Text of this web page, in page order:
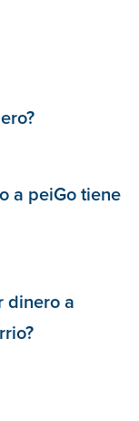
a peiGo tiene
dinero a